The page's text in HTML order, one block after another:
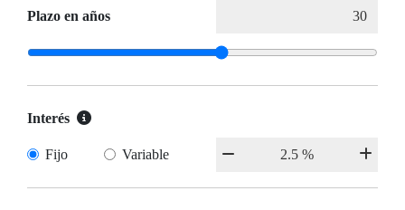
Plazo en años
Interés
Fijo Variable